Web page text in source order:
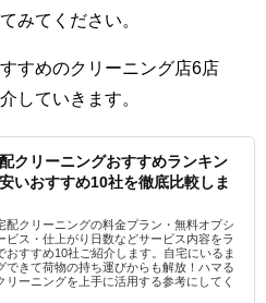
みてください。
すめのクリーニング店6店
していきます。
クリーニングおすすめランキン
いおすすめ10社を徹底比較しま
配クリーニングの料金プラン・無料オプシ
ビス・仕上がり日数などサービス内容をラ
おすすめ10社ご紹介します。自宅にいるま
できて荷物の持ち運びからも解放！ハマる
リーニングを上手に活用する参考にしてく